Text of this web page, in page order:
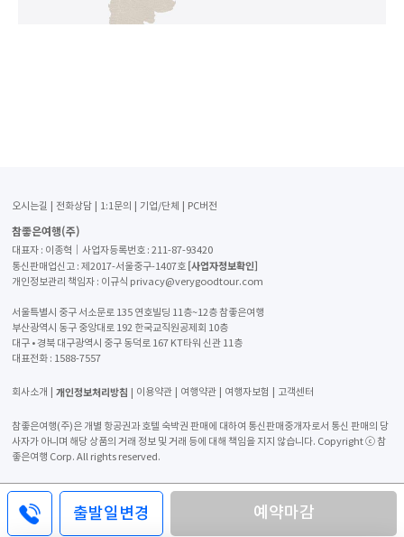
출발일변경 예약마감
오시는길 전화상담 1:1문의 기업/단체 PC버전
참좋은여행(주)
대표자 : 이종혁│사업자등록번호 : 211-87-93420
통신판매업신고 : 제2017-서울중구-1407호 [사업자정보확인]
개인정보관리 책임자 : 이규식 privacy@verygoodtour.com
서울특별시 중구 서소문로 135 연호빌딩 11층~12층 참좋은여행
부산광역시 동구 중앙대로 192 한국교직원공제회 10층
대구 • 경북 대구광역시 중구 동덕로 167 KT타워 신관 11층
대표전화 : 1588-7557
회사소개 개인정보처리방침 이용약관 여행약관 여행자보험 고객센터
참좋은여행(주)은 개별 항공권과 호텔 숙박권 판매에 대하여 통신판매중개자로서 통신 판매의 당
사자가 아니며 해당 상품의 거래 정보 및 거래 등에 대해 책임을 지지 않습니다. Copyright ⓒ 참
좋은여행 Corp. All rights reserved.